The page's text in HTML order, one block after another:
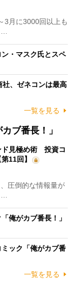
3月に3000回以上も
ン・マスク氏とスペ
社、ゼネコンは最高
一覧を見る
ブ番長！」
ド見極め術 投資コ
11回】
圧倒的な情報量が
俺がカブ番長！」
ック「俺がカブ番
一覧を見る